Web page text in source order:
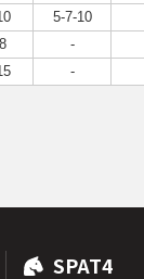
5-7-10
8 -
-
SPAT4